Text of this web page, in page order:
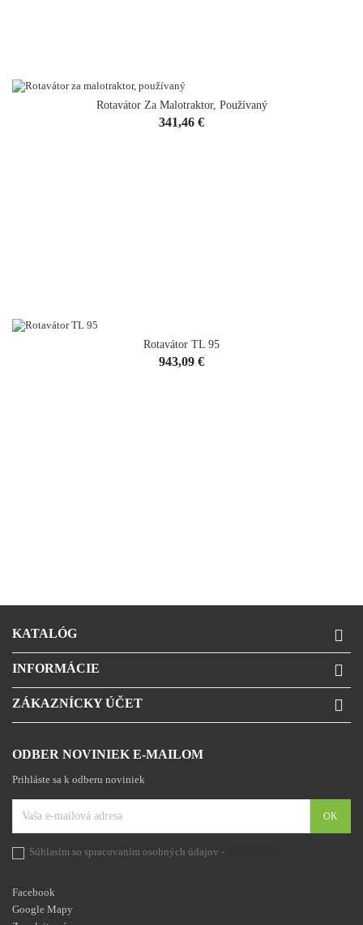
Rotavátor Za Malotraktor, Používaný
Cena
341,46 €
Rotavátor TL 95
Cena
943,09 €
KATALÓG 
INFORMÁCIE 
ZÁKAZNÍCKY ÚČET 
ODBER NOVINIEK E-MAILOM
Prihláste sa k odberu noviniek
Súhlasím so spracovaním osobných údajov -
Facebook
Google Mapy